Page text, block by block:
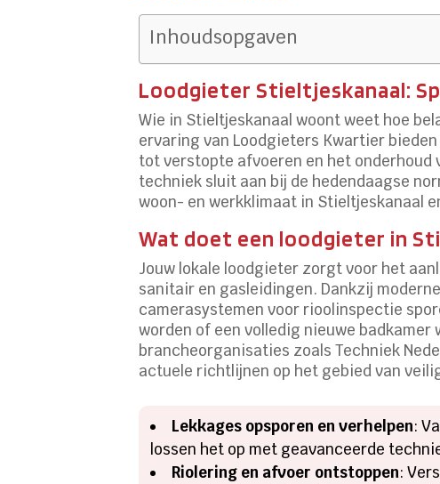
Inhoudsopgaven
Loodgieter Stieltjeskanaal:
Wie in Stieltjeskanaal woont weet hoe
ervaring van Loodgieters Kwartier
tot verstopte afvoeren en het onderhoud
techniek sluit aan bij de hedendaagse
woon- en werkklimaat in Stieltjeskanaal
Wat doet een loodgieter in
Jouw lokale loodgieter zorgt voor het
sanitair en gasleidingen. Dankzij
camerasystemen voor rioolinspectie
worden of een volledig nieuwe
brancheorganisaties zoals Techniek
actuele richtlijnen op het gebied van
Lekkages opsporen en verhelpen:
lossen het op met geavanceerde
Riolering en afvoer ontstoppen: